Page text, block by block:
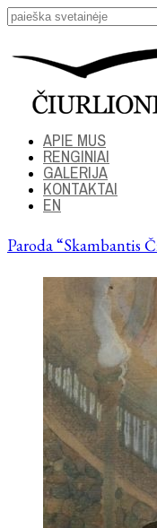
APIE MUS
RENGINIAI
GALERIJA
KONTAKTAI
EN
Paroda “Skambantis